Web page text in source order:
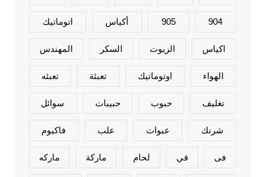
904
905 أكياس اتوماتيك
اكياس الزيوت السكر المهندس
الهواء اوتوماتيك تعبئة تعبئه
تغليف حبوب حبيبات سوائل
شرنك عبوات علب فاكيوم
فى في لحام ماركة ماركه